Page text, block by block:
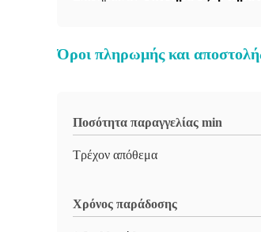
Όροι πληρωμής και
Ποσότητα παραγγελίας min
Τρέχον απόθεμα
Χρόνος παράδοσης